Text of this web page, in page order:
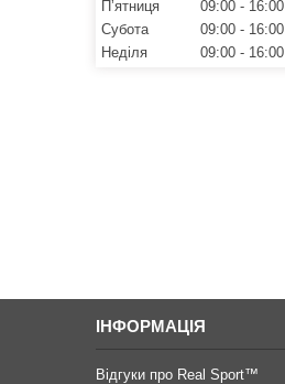
Пʼятниця
09:00
16:00
Субота
09:00
16:00
Неділя
09:00 16:00
ІНФОРМАЦІЯ
Відгуки про Real Sport™